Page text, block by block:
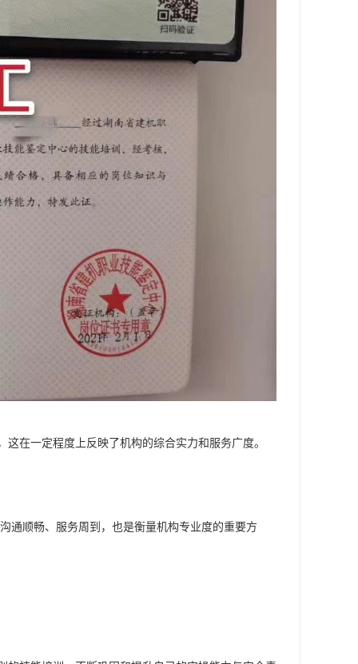
在一定程度上反映了机构的综合实力和服务广度。
通顺畅、服务周到，也是衡量机构专业度的重要方